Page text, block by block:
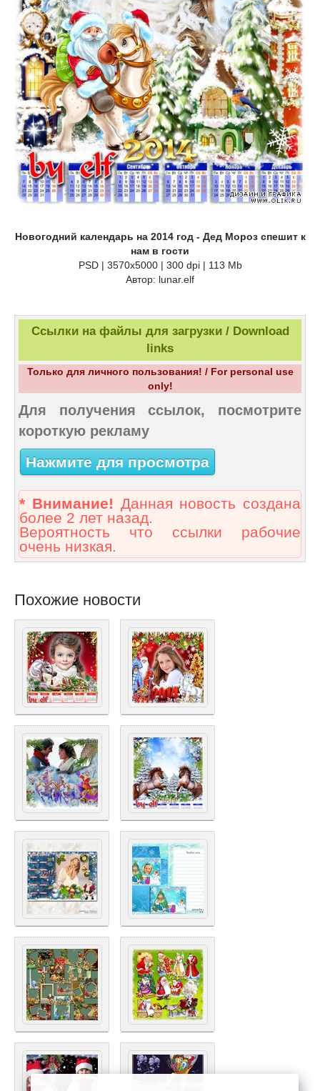
Новогодний календарь на 2014 год - Дед Мороз спешит к
нам в гости
PSD | 3570x5000 | 300 dpi | 113 Mb
Автор: lunar.elf
Ссылки на файлы для загрузки / Download
links
Только для личного пользования! / For personal use
only!
Для получения ссылок, посмотрите
короткую рекламу
Нажмите для просмотра
* Внимание! Данная новость создана
более 2 лет назад.
Вероятность что ссылки рабочие
очень низкая.
Похожие новости